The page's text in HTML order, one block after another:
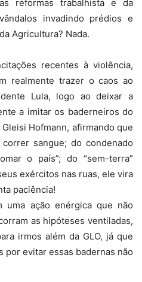
reformas trabalhista e da
invadindo prédios e
Agricultura? Nada.
recentes à violência,
realmente trazer o caos ao
Lula, logo ao deixar a
a imitar os baderneiros do
Hofmann, afirmando que
sangue; do condenado
o país”; do “sem-terra”
exércitos nas ruas, ele vira
paciência!
uma ação enérgica que não
as hipóteses ventiladas,
irmos além da GLO, já que
evitar essas badernas não